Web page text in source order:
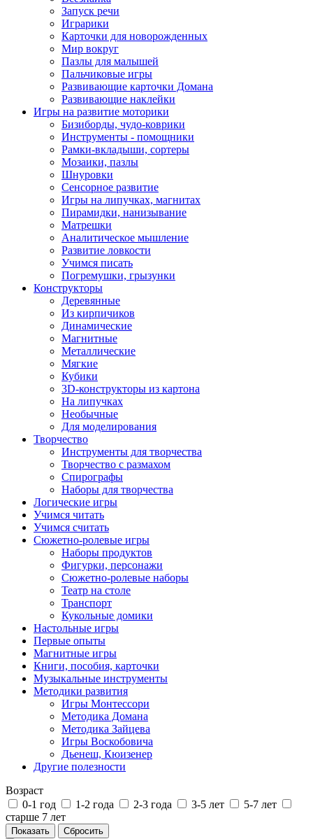
Запуск речи
Играрики
Карточки для новорожденных
Мир вокруг
Пазлы для малышей
Пальчиковые игры
Развивающие карточки Домана
Развивающие наклейки
Игры на развитие моторики
Бизиборды, чудо-коврики
Инструменты - помощники
Рамки-вкладыши, сортеры
Мозаики, пазлы
Шнуровки
Сенсорное развитие
Игры на липучках, магнитах
Пирамидки, нанизывание
Матрешки
Аналитическое мышление
Развитие ловкости
Учимся писать
Погремушки, грызунки
Конструкторы
Деревянные
Из кирпичиков
Динамические
Магнитные
Металлические
Мягкие
Кубики
3D-конструкторы из картона
На липучках
Необычные
Для моделирования
Творчество
Инструменты для творчества
Творчество с размахом
Спирографы
Наборы для творчества
Логические игры
Учимся читать
Учимся считать
Сюжетно-ролевые игры
Наборы продуктов
Фигурки, персонажи
Сюжетно-ролевые наборы
Театр на столе
Транспорт
Кукольные домики
Настольные игры
Первые опыты
Магнитные игры
Книги, пособия, карточки
Музыкальные инструменты
Методики развития
Игры Монтессори
Методика Домана
Методика Зайцева
Игры Воскобовича
Дьенеш, Кюизенер
Другие полезности
Возраст
0-1 год
1-2 года 2-3 года 3-5 лет
5-7 лет
старше 7 лет